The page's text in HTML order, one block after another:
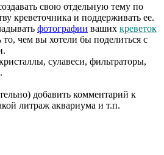
свою отдельную тему по
креветочника и поддерживать ее.
фотографии ваших креветок
то, чем вы хотели бы поделиться с
сулавеси, фильтраторы,
добавить комментарий к
литраж аквариума и т.п.